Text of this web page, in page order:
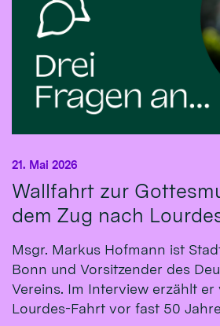
Wallfahrt zur
dem Zug nach
21. Mai 2026
Msgr. Markus Hofmann ist
Bonn und Vorsitzender des
Vereins. Im Interview erzählt
Lourdes-Fahrt vor fast 50